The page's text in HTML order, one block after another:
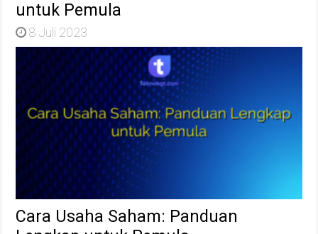
untuk Pemula
8 Juli 2023
Cara Usaha Saham: Panduan